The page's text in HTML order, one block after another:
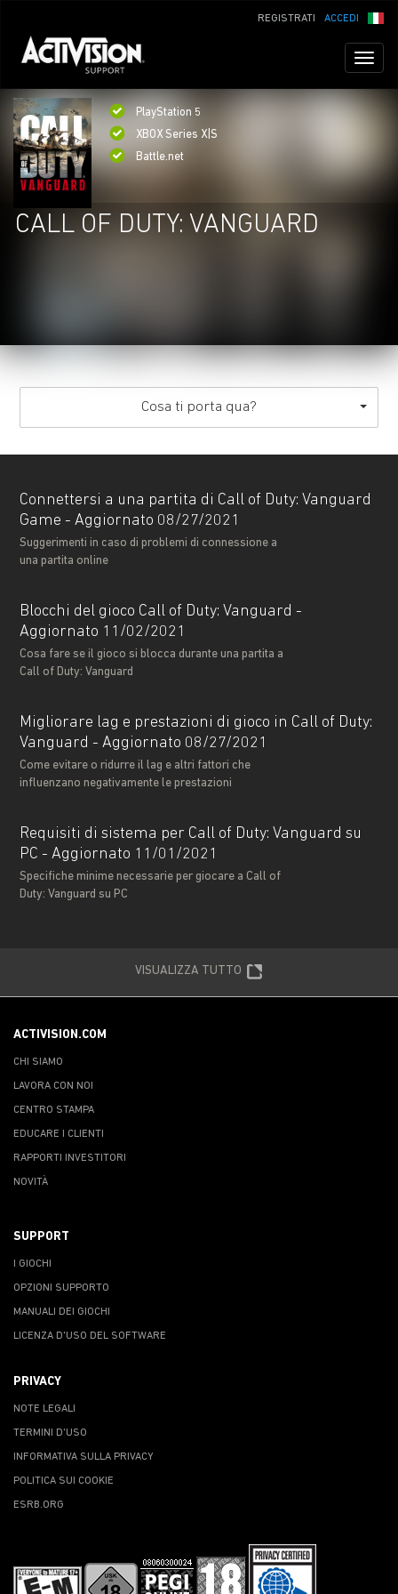
ACCEDI
REGISTRATI
PlayStation 5
XBOX Series X|S
Battle.net
CALL OF DUTY: VANGUARD
Cosa ti porta qua?
Connettersi a una partita di Call of Duty: Vanguard
Game - Aggiornato 08/27/2021
Suggerimenti in caso di problemi di connessione a
una partita online
Blocchi del gioco Call of Duty: Vanguard -
Aggiornato 11/02/2021
Cosa fare se il gioco si blocca durante una partita a
Call of Duty: Vanguard
Migliorare lag e prestazioni di gioco in Call of Duty:
Vanguard - Aggiornato 08/27/2021
Come evitare o ridurre il lag e altri fattori che
influenzano negativamente le prestazioni
Requisiti di sistema per Call of Duty: Vanguard su
PC - Aggiornato 11/01/2021
Specifiche minime necessarie per giocare a Call of
Duty: Vanguard su PC
VISUALIZZA TUTTO
ACTIVISION.COM
CHI SIAMO
LAVORA CON NOI
CENTRO STAMPA
EDUCARE I CLIENTI
RAPPORTI INVESTITORI
NOVITÀ
SUPPORT
I GIOCHI
OPZIONI SUPPORTO
MANUALI DEI GIOCHI
LICENZA D'USO DEL SOFTWARE
PRIVACY
NOTE LEGALI
TERMINI D'USO
INFORMATIVA SULLA PRIVACY
POLITICA SUI COOKIE
ESRB.ORG